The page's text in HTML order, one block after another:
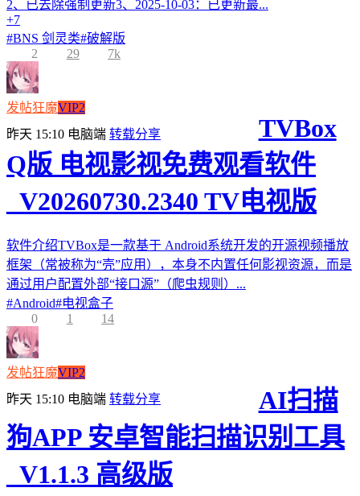
2、已去除强制更新3、2025-10-03：已更新最...
+7
#BNS 剑灵类#破解版
2
29 7k
发帖狂魔VIP2
昨天 15:10 电脑端 转载分享
TVBox
Q版 电视影视免费观看软件
_V20260730.2340 TV电视版
软件介绍TVBox是一款基于 Android系统开发的开源视频播放
框架（常被称为“壳”应用），本身不内置任何影视资源，而是
通过用户配置外部“接口源”（爬虫规则）...
#Android#电视盒子
0
1 14
发帖狂魔VIP2
昨天 15:10 电脑端 转载分享
AI扫描
狗APP 安卓智能扫描识别工具
_V1.1.3 高级版